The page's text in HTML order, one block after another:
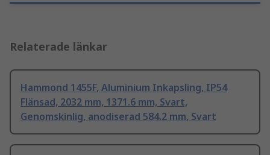
Relaterade länkar
Hammond 1455F, Aluminium Inkapsling, IP54
Flänsad, 2032 mm, 1371.6 mm, Svart,
Genomskinlig, anodiserad 584.2 mm, Svart